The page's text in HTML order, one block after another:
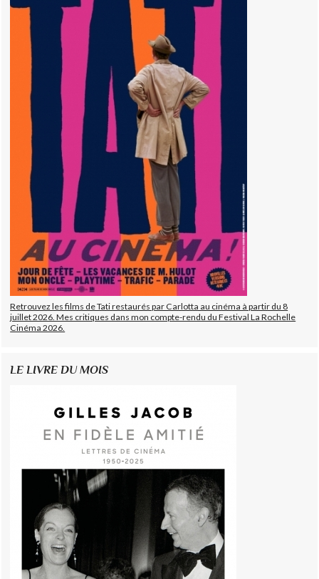
Retrouvez les films de Tati restaurés par Carlotta au cinéma à partir du 8
juillet 2026. Mes critiques dans mon compte-rendu du Festival La Rochelle
Cinéma 2026.
LE LIVRE DU MOIS